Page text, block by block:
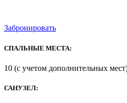
Забронировать
СПАЛЬНЫЕ МЕСТА:
10 (с учетом дополнительных
САНУЗЕЛ: